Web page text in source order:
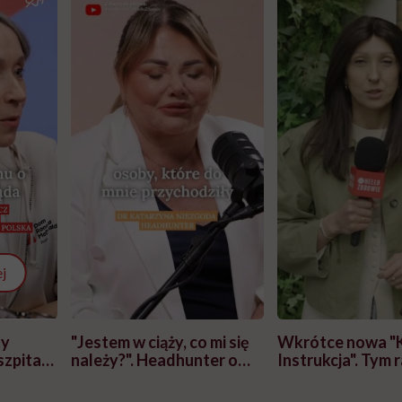
"Jestem w ciąży, co mi się
należy?". Headhunter o
Wkrótce nowa
Instrukcja". Tym